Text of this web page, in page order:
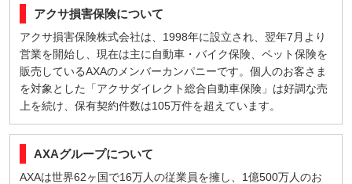
アクサ損害保険について
アクサ損害保険株式会社は、1998年に設立され、翌年7月より
営業を開始し、現在は主に自動車・バイク保険、ペット保険を
販売しているAXAのメンバーカンパニーです。個人のお客さま
を対象とした「アクサダイレクト総合自動車保険」は好調な売
上を続け、保有契約件数は105万件を超えています。
AXAグループについて
AXAは世界62ヶ国で16万人の従業員を擁し、1億500万人のお